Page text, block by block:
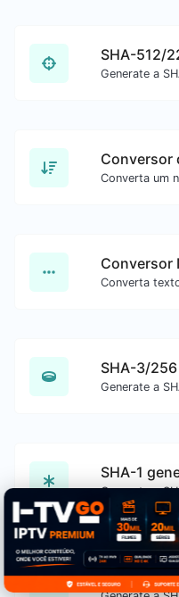
SHA-512/
Conversor
SHA-3/
SHA-1
SHA-3/